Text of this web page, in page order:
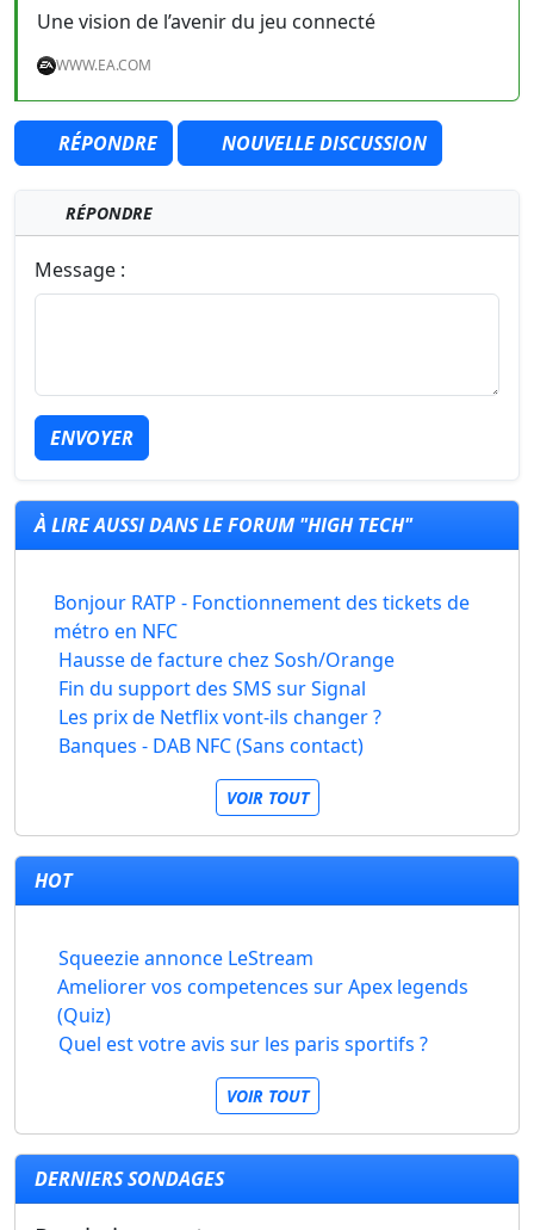
Une vision de l’avenir du jeu connecté
WWW.EA.COM
RÉPONDRE NOUVELLE DISCUSSION
RÉPONDRE
Message :
ENVOYER
À LIRE AUSSI DANS LE FORUM "HIGH TECH"
Bonjour RATP - Fonctionnement des tickets de
métro en NFC
Hausse de facture chez Sosh/Orange
Fin du support des SMS sur Signal
Les prix de Netflix vont-ils changer ?
Banques - DAB NFC (Sans contact)
VOIR TOUT
HOT
Squeezie annonce LeStream
Ameliorer vos competences sur Apex legends
(Quiz)
Quel est votre avis sur les paris sportifs ?
VOIR TOUT
DERNIERS SONDAGES